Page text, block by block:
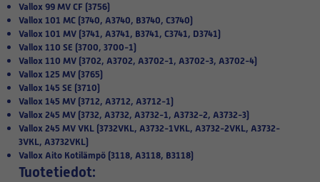
Vallox 99 MV CF (3756)
Vallox 101 MC (3740, A3740, B3740, C3740)
Vallox 101 MV (3741, A3741, B3741, C3741, D3741)
Vallox 110 SE (3700, 3700-1)
Vallox 110 MV (3702, A3702, A3702-1, A3702-3, A3702-4)
Vallox 125 MV (3765)
Vallox 145 SE (3710)
Vallox 145 MV (3712, A3712, A3712-1)
Vallox 245 MV (3732, A3732, A3732-1, A3732-2, A3732-3)
Vallox 245 MV VKL (3732VKL, A3732-1VKL, A3732-2VKL, A3732-
3VKL, A3732VKL)
Vallox Aito Kotilämpö (3118, A3118, B3118)
Tuotetiedot: